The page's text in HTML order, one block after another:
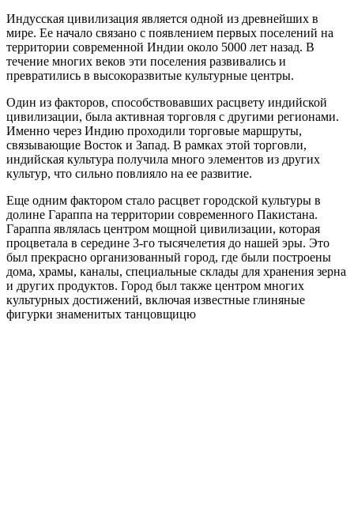
Индусская цивилизация является одной из древнейших в
мире. Ее начало связано с появлением первых поселений на
территории современной Индии около 5000 лет назад. В
течение многих веков эти поселения развивались и
превратились в высокоразвитые культурные центры.
Один из факторов, способствовавших расцвету индийской
цивилизации, была активная торговля с другими регионами.
Именно через Индию проходили торговые маршруты,
связывающие Восток и Запад. В рамках этой торговли,
индийская культура получила много элементов из других
культур, что сильно повлияло на ее развитие.
Еще одним фактором стало расцвет городской культуры в
долине Гараппа на территории современного Пакистана.
Гараппа являлась центром мощной цивилизации, которая
процветала в середине 3-го тысячелетия до нашей эры. Это
был прекрасно организованный город, где были построены
дома, храмы, каналы, специальные склады для хранения зерна
и других продуктов. Город был также центром многих
культурных достижений, включая известные глиняные
фигурки знаменитых танцовщицю